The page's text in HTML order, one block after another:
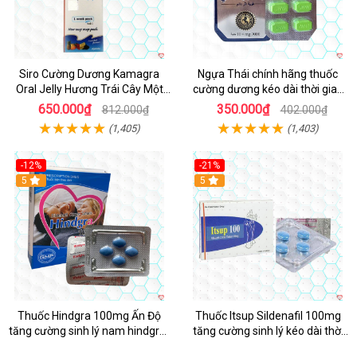
Siro Cường Dương Kamagra
Oral Jelly Hương Trái Cây Một
Hộp 7 Gói 100g
650.000₫ 812.000₫
(1,405)
Ngựa Thái chính hãng thuốc
cường dương kéo dài thời gian
cho Nam hộp 10 viên
350.000₫ 402.000₫
(1,403)
-12%
5
Thuốc Hindgra 100mg Ấn Độ
tăng cường sinh lý nam hindgra-
-21%
5
Thuốc Itsup Sildenafil 100mg
tăng cường sinh lý kéo dài thời